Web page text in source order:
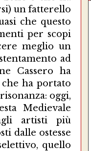
un fatterello
che questo
per scopi
meglio un
ad
Cassero ha
ha portato
oggi,
Medievale
artisti più
dalle ostesse
quello